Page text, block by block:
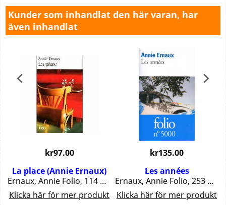
Kunder som inhandlat den här varan, har
även inhandlat
kr97.00
La place (Annie Ernaux)
Ernaux, Annie Folio, 114 pgs.
Klicka här för mer produkt
kr135.00
Les années
Ernaux, Annie Folio, 253 pgs.
Klicka här för mer produkt